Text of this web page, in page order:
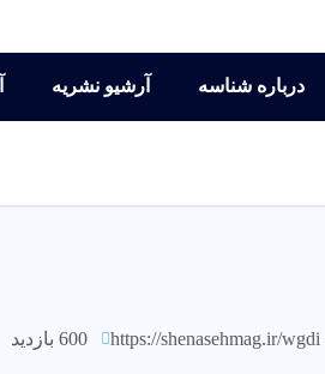
درباره شناسه آرشیو نشریه
https://shenasehmag.ir/wgdi 600 بازدید